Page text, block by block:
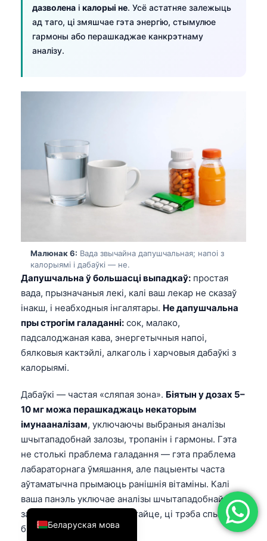
дазволена і калорыі не. Усё астатняе залежыць
ад таго, ці змяшчае гэта энергію, стымулюе
гармоны або перашкаджае канкрэтнаму
аналізу.
Малюнак 6: Вада звычайна дапушчальная; напоі з
калорыямі і дабаўкі — не.
Дапушчальна ў большасці выпадкаў: простая
вада, прызначаныя лекі, калі ваш лекар не сказаў
інакш, і неабходныя інгалятары. Не дапушчальна
пры строгім галаданні: сок, малако,
падсалоджаная кава, энергетычныя напоі,
бялковыя кактэйлі, алкаголь і харчовыя дабаўкі з
калорыямі.
Дабаўкі — частая «сляпая зона». Біятын у дозах 5–
10 мг можа перашкаджаць некаторым
імунааналізам, уключаючы выбраныя аналізы
шчытападобнай залозы, тропанін і гармоны. Гэта
не столькі праблема галадання — гэта праблема
лабараторнага ўмяшання, але пацыенты часта
аўтаматычна прымаюць ранішнія вітаміны. Калі
ваша панэль уключае аналізы шчытападобнай
залозы або гармонаў, спытайце, ці трэба спыніць
біятын на24–72 гадзіны
Беларуская мова
English
Deutsch
العربية
Français
עִבְרִית
Italiano
Português
Türkçe
Română
فارسی
Български
Nederlands
Bahasa Indonesia
Հայերեն
Svenska
Azərbaycan dili
日本語